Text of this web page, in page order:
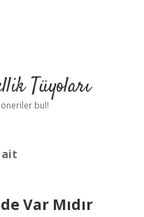
Tüyoları
bul!
ait
Var Mıdır